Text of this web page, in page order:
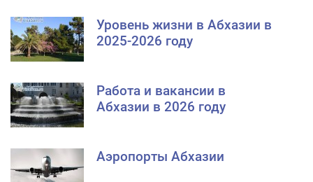
Уровень жизни в Абхазии в
2025-2026 году
Работа и вакансии в
Абхазии в 2026 году
Аэропорты Абхазии